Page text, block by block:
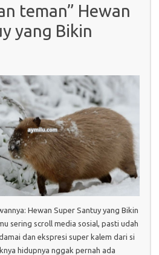
teman” Hewan
yang Bikin
Hewan Super Santuy yang Bikin
sering scroll media sosial, pasti udah
dan ekspresi super kalem dari si
hidupnya nggak pernah ada